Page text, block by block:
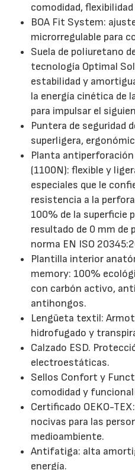
comodidad,
BOA Fit System:
microrregulable para
Suela de poliuretano
tecnología Optimal
estabilidad y
la energía cinética de
para impulsar el
Puntera de seguridad
superligera,
Planta
(1100N): flexible y
especiales que le
resistencia a la
100% de la superficie
resultado de 0 mm de
norma EN ISO
Plantilla interior
memory: 100%
con carbón activo,
antihongos.
Lengüeta textil:
hidrofugado y
Calzado ESD.
electroestáticas.
Sellos Confort y
comodidad y
Certificado OEKO-
nocivas para las
medioambiente.
Antifatiga: alta
energía.